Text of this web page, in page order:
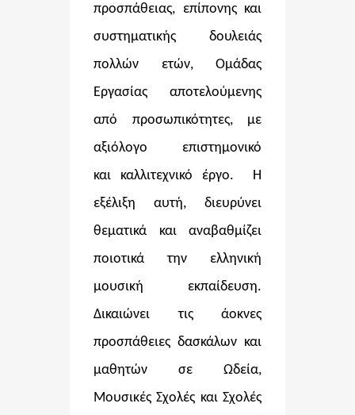
προσπάθειας, επίπονης και
συστηματικής δουλειάς
πολλών ετών, Ομάδας
Εργασίας αποτελούμενης
από προσωπικότητες, με
αξιόλογο επιστημονικό
και καλλιτεχνικό έργο. Η
εξέλιξη αυτή, διευρύνει
θεματικά και αναβαθμίζει
ποιοτικά την ελληνική
μουσική εκπαίδευση.
Δικαιώνει τις άοκνες
προσπάθειες δασκάλων και
μαθητών σε Ωδεία,
Μουσικές Σχολές και Σχολές